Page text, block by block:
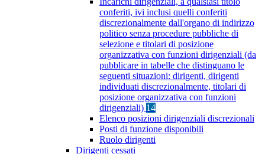
conferiti, ivi inclusi quelli conferiti
discrezionalmente dall'organo di indirizzo
politico senza procedure pubbliche di
selezione e titolari di posizione
organizzativa con funzioni dirigenziali (da
pubblicare in tabelle che distinguano le
seguenti situazioni: dirigenti, dirigenti
individuati discrezionalmente, titolari di
posizione organizzativa con funzioni
dirigenziali) 14
Elenco posizioni dirigenziali discrezionali
Posti di funzione disponibili
Ruolo dirigenti
Dirigenti cessati